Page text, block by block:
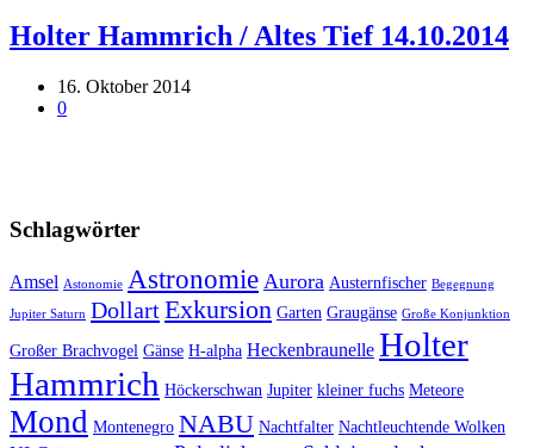
Holter Hammrich / Altes Tief 14.10.2014
16. Oktober 2014
0
Schlagwörter
Amsel Astonomie Astronomie Aurora Austernfischer Begegnung
Jupiter Saturn DollartExkursion Garten Graugänse Große Konjunktion
Großer Brachvogel Gänse H-alpha Heckenbraunelle Holter
Hammrich Höckerschwan Jupiter kleiner fuchs Meteore
Mond Montenegro NABU Nachtfalter Nachtleuchtende Wolken